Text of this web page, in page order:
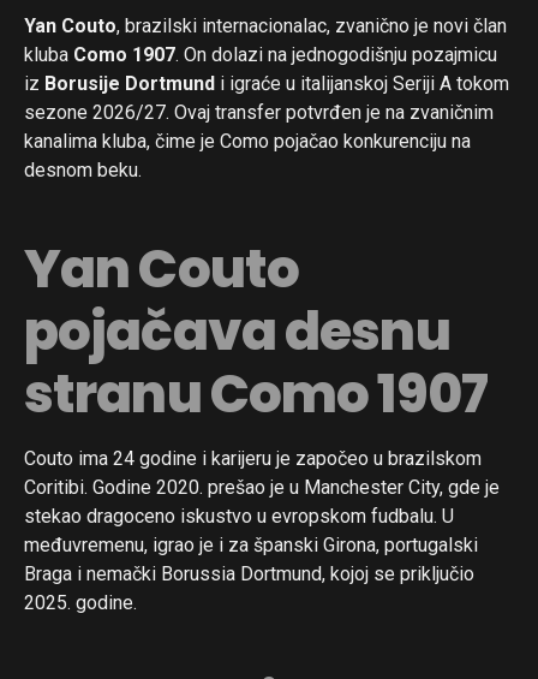
Yan Couto, brazilski internacionalac, zvanično je novi član
kluba Como 1907. On dolazi na jednogodišnju pozajmicu
iz Borusije Dortmund i igraće u italijanskoj Seriji A tokom
sezone 2026/27. Ovaj transfer potvrđen je na zvaničnim
kanalima kluba, čime je Como pojačao konkurenciju na
desnom beku.
Yan Couto
pojačava desnu
stranu Como 1907
Couto ima 24 godine i karijeru je započeo u brazilskom
Coritibi. Godine 2020. prešao je u Manchester City, gde je
stekao dragoceno iskustvo u evropskom fudbalu. U
međuvremenu, igrao je i za španski Girona, portugalski
Braga i nemački Borussia Dortmund, kojoj se priključio
2025. godine.